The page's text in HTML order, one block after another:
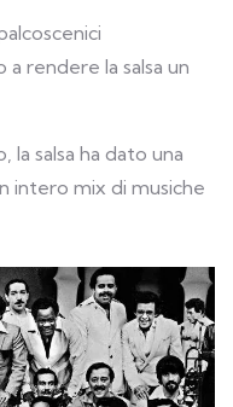
rendere la salsa un
salsa ha dato una
intero mix di musiche